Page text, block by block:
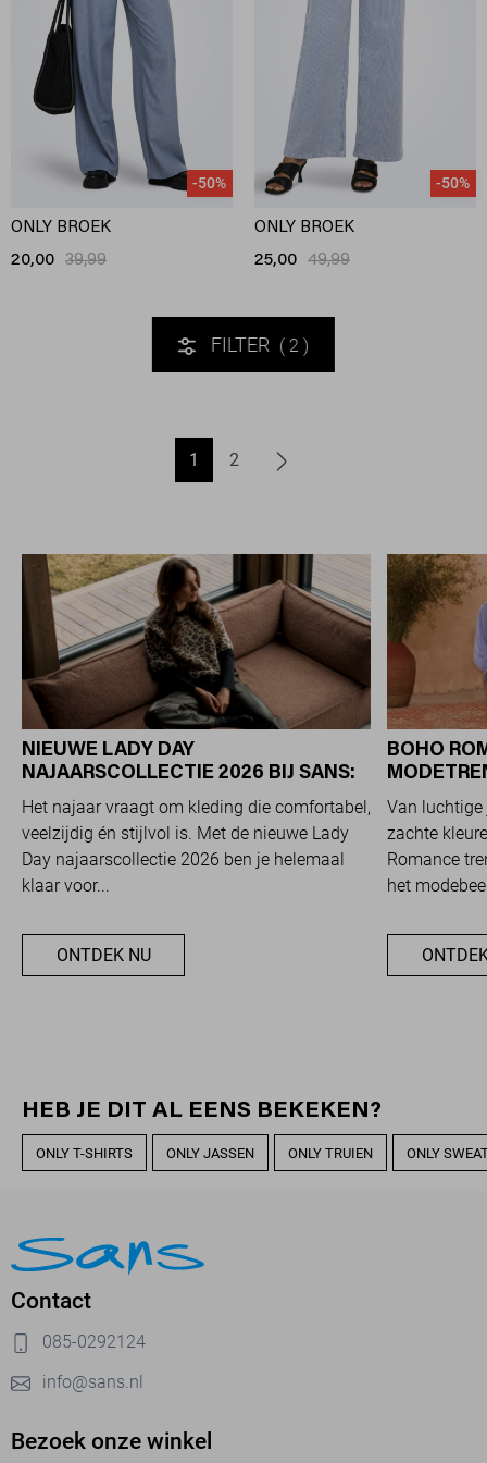
-50%
ONLY BROEK
20,00 39,99
-50%
ONLY BROEK
25,00 49,99
FILTER 2
1 2
NIEUWE LADY DAY
NAJAARSCOLLECTIE 2026 BIJ SANS:
STIJL EN COMFORT IN
TRAVELKWALITEIT
Het najaar vraagt om kleding die comfortabel,
veelzijdig én stijlvol is. Met de nieuwe Lady
Day najaarscollectie 2026 ben je helemaal
klaar voor...
ONTDEK NU
BOHO
OVERAL
Van luchtige
zachte
Romance
het
HEB JE DIT AL EENS BEKEKEN?
ONLY T-SHIRTS ONLY JASSEN ONLY TRUIEN ONLY
Contact
085-0292124
info@sans.nl
Bezoek onze winkel